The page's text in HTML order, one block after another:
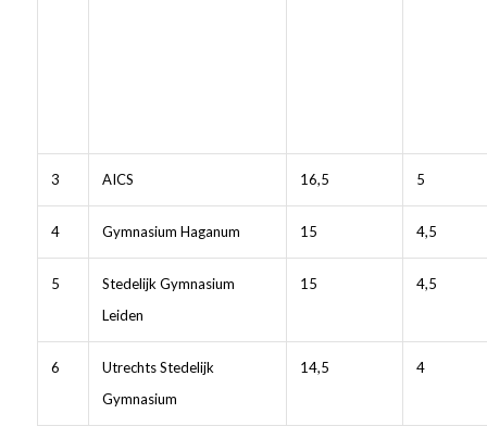
3 AICS 16,5 5
4 Gymnasium Haganum 15 4,5
5
Stedelijk Gymnasium
Leiden
15 4,5
6
Utrechts Stedelijk
Gymnasium
14,5 4